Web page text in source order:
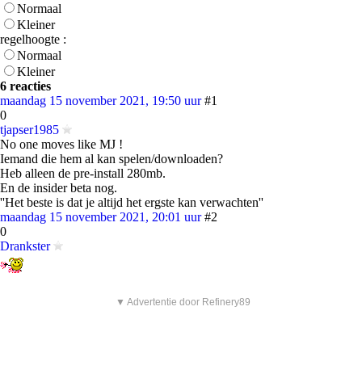
Normaal
Kleiner
regelhoogte :
Normaal
Kleiner
6 reacties
maandag 15 november 2021, 19:50 uur #1
0
tjapser1985
No one moves like MJ !
Iemand die hem al kan spelen/downloaden?
Heb alleen de pre-install 280mb.
En de insider beta nog.
''Het beste is dat je altijd het ergste kan verwachten''
maandag 15 november 2021, 20:01 uur #2
0
Drankster
▼ Advertentie door Refinery89